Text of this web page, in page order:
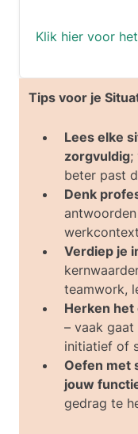
Klik hier voor
De minst
Uitleg:
In deze
én heb je
onzeker
Donald
team als
aan
echt
maar
werk
Tips voor je
Lees elke
zorgvuldig;
beter past
Denk
Verdiep je
teamwork,
Herken
– vaak
initiatief of
Oefen met
jouw
gedrag te